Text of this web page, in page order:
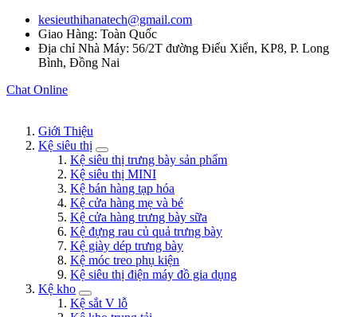
kesieuthihanatech@gmail.com
Giao Hàng: Toàn Quốc
Địa chỉ Nhà Máy: 56/2T đường Điểu Xiển, KP8, P. Long
Bình, Đồng Nai
Chat Online
Giới Thiệu
Kệ siêu thị
Kệ siêu thị trưng bày sản phẩm
Kệ siêu thị MINI
Kệ bán hàng tạp hóa
Kệ cửa hàng mẹ và bé
Kệ cửa hàng trưng bày sữa
Kệ đựng rau củ quả trưng bày
Kệ giày dép trưng bày
Kệ móc treo phụ kiện
Kệ siêu thị điện máy đồ gia dụng
Kệ kho
Kệ sắt V lỗ